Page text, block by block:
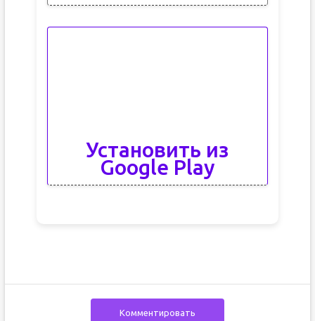
Установить из
Google Play
Комментировать